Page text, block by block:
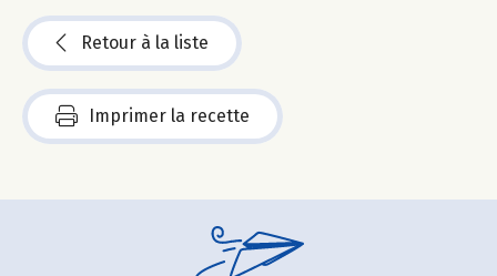
Retour à la liste
Imprimer la recette